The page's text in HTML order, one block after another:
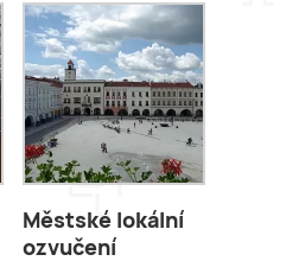
Městské lokální
ozvučení